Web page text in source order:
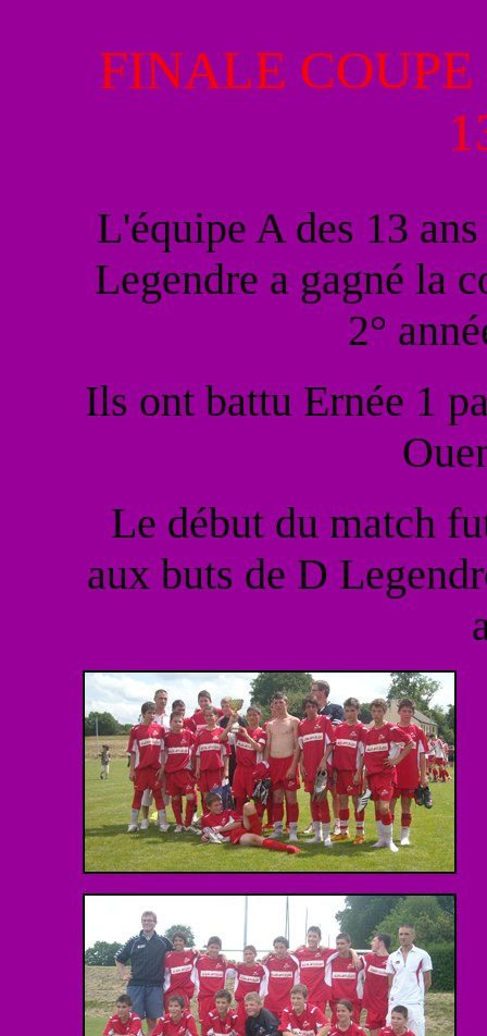
FINALE
L'équipe A des 13
Legendre a gagné la
2°
Ils ont battu Ernée 1
Le début du match
aux buts de D